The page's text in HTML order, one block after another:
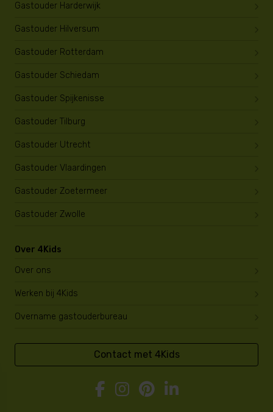
Gastouder Harderwijk
Gastouder Hilversum
Gastouder Rotterdam
Gastouder Schiedam
Gastouder Spijkenisse
Gastouder Tilburg
Gastouder Utrecht
Gastouder Vlaardingen
Gastouder Zoetermeer
Gastouder Zwolle
Over 4Kids
Over ons
Werken bij 4Kids
Overname gastouderbureau
Contact met 4Kids